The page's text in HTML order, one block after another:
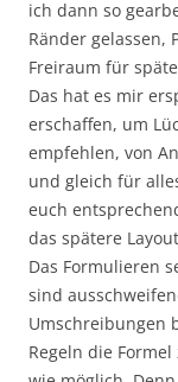
ich dann so
Ränder
Freiraum für
Das hat es mir
erschaffen, um
empfehlen, von
und gleich für
euch
das spätere
Das Formulieren
sind
Umschreibungen
Regeln die